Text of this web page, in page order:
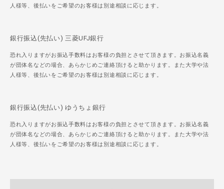
人様等、後払いをご希望のお客様は別途相談に応じます。
銀行振込(先払い) 三菱UFJ銀行
恐れ入りますがお振込手数料はお客様の負担とさせて頂きます。お振込名義
が団体名などの場合、あらかじめご連絡頂けると助かります。また大学や法
人様等、後払いをご希望のお客様は別途相談に応じます。
銀行振込(先払い) ゆうちょ銀行
恐れ入りますがお振込手数料はお客様の負担とさせて頂きます。お振込名義
が団体名などの場合、あらかじめご連絡頂けると助かります。また大学や法
人様等、後払いをご希望のお客様は別途相談に応じます。